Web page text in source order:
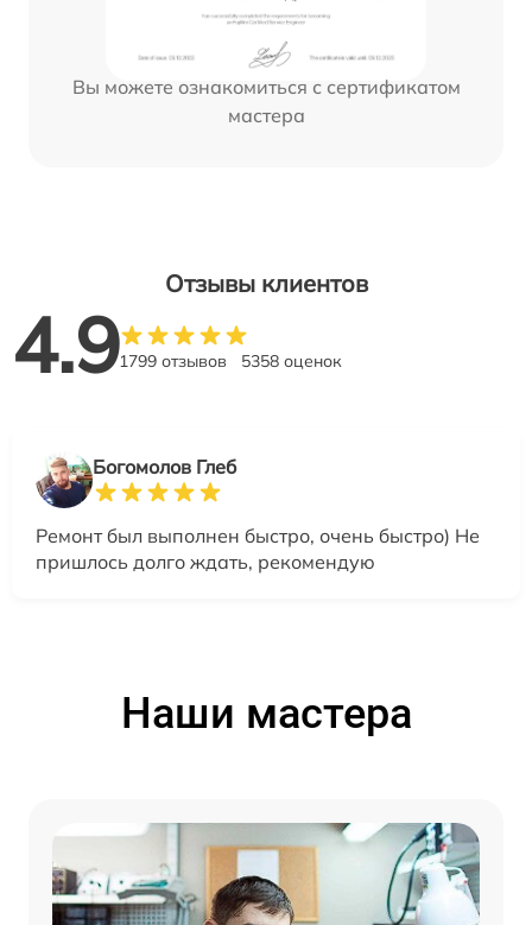
Вы можете ознакомиться с сертификатом
мастера
Отзывы клиентов
4.91799 отзывов 5358 оценок
Богомолов Глеб
Ремонт был выполнен быстро, очень быстро) Не
пришлось долго ждать, рекомендую
Наши мастера